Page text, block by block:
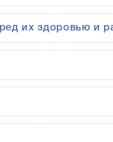
их здоровью и